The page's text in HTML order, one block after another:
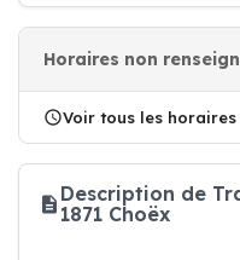
Horaires non
Voir tous les horaires
Description de
1871 Choëx